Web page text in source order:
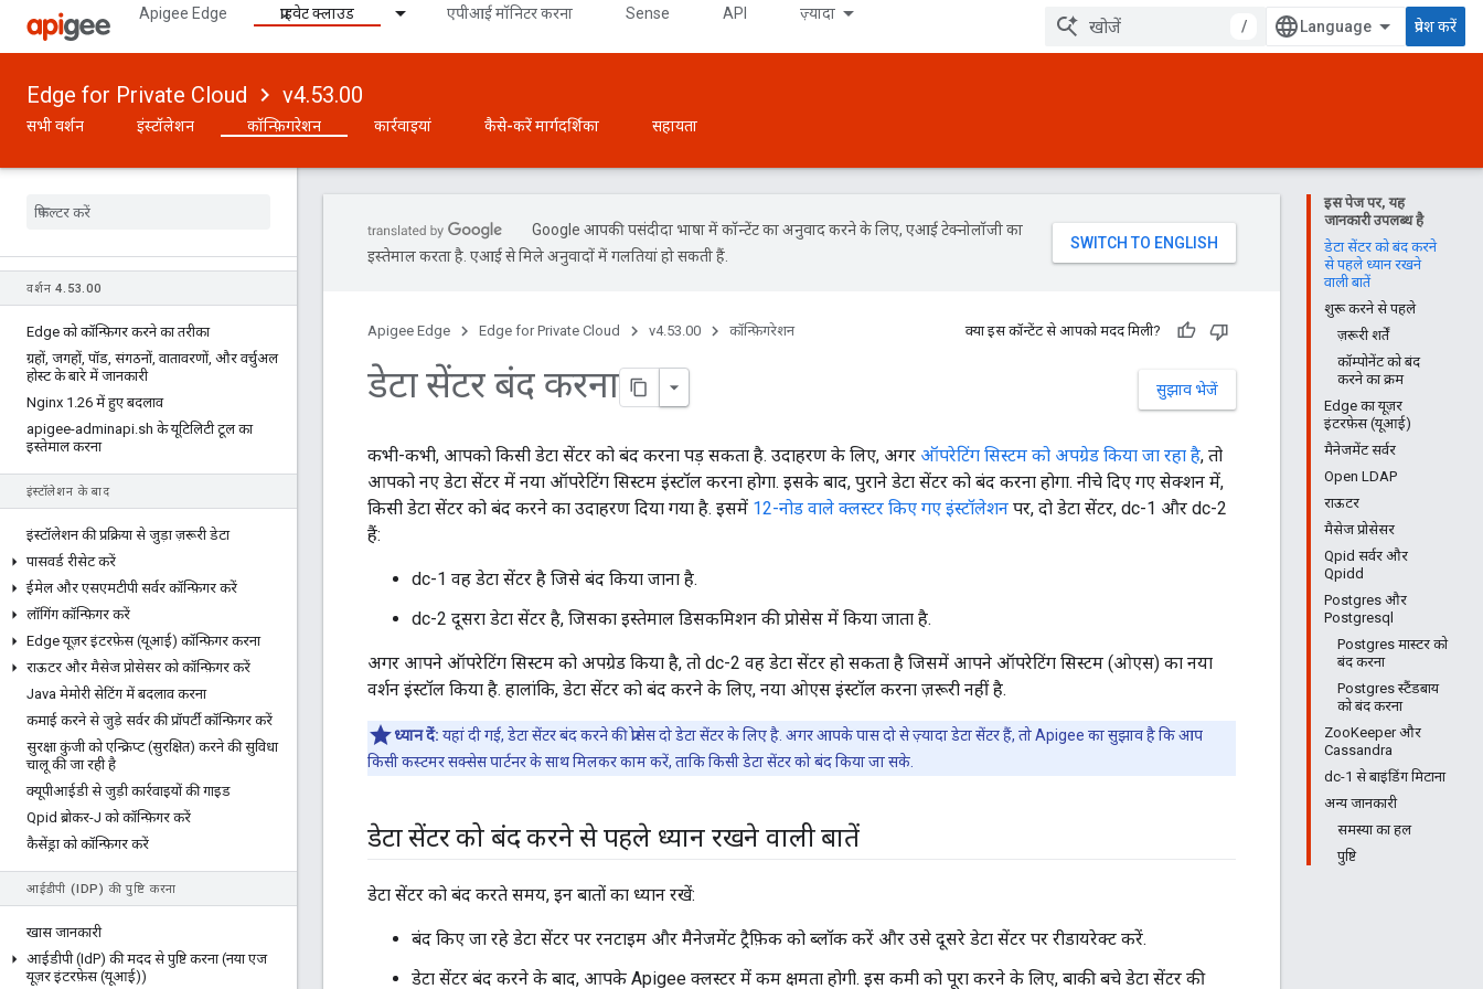
Apigee Edge प्राइवेट क्लाउड एपीआई मॉनिटर करना Sense API ज़्यादा
/ प्रवेश करें
Edge for Private Cloud v4.53.00
सभी वर्शन इंस्टॉलेशन कॉन्फ़िगरेशन कार्रवाइयां कैसे-करें मार्गदर्शिका सहायता
वर्शन 4. 53.00
Edge को कॉन्फ़िगर करने का तरीका
ग्रहों, जगहों, पॉड, संगठनों, वातावरणों, और वर्चुअल
होस्ट के बारे में जानकारी
Nginx 1 .26 में हुए बदलाव
apigee-adminapi.sh के यूटिलिटी टूल का
इस्तेमाल करना
इंस्टॉलेशन के बाद
इंस्टॉलेशन की प्रक्रिया से जुड़ा ज़रूरी डेटा
पासवर्ड रीसेट करें
ईमेल और एसएमटीपी सर्वर कॉन्फ़िगर करें
लॉगिंग कॉन्फ़िगर करें
Edge यूज़र इंटरफ़ेस (यूआई) कॉन्फ़िगर करना
राऊटर और मैसेज प्रोसेसर को कॉन्फ़िगर करें
Java मेमोरी सेटिंग में बदलाव करना
कमाई करने से जुड़े सर्वर की प्रॉपर्टी कॉन्फ़िगर करें
सुरक्षा कुंजी को एन्क्रिप्ट (सुरक्षित) करने की सुविधा
चालू की जा रही है
क्यूपीआईडी से जुड़ी कार्रवाइयों की गाइड
Qpid ब्रोकर-J को कॉन्फ़िगर करें
कैसेंड्रा को कॉन्फ़िगर करें
आईडीपी (IDP) की पुष्टि करना
खास जानकारी
आईडीपी (IdP) की मदद से पुष्टि करना (नया एज
यूज़र इंटरफ़ेस (यूआई))
इस पेज पर, यह
जानकारी उपलब्ध है
डेटा सेंटर को बंद करने
से पहले ध्यान रखने
वाली बातें
शुरू करने से पहले
ज़रूरी शर्तें
कॉम्पोनेंट को बंद
करने का क्रम
Edge का यूज़र
इंटरफ़ेस (यूआई)
मैनेजमेंट सर्वर
Open LDAP
राऊटर
मैसेज प्रोसेसर
Qpid सर्वर और
Qpidd
Postgres और
Postgresql
Postgres मास्टर को
बंद करना
Postgres स्टैंडबाय
को बंद करना
ZooKeeper और
Cassandra
dc-1 से बाइंडिंग मिटाना
अन्य जानकारी
समस्या का हल
पुष्टि
Google आपकी पसंदीदा भाषा में कॉन्टेंट का अनुवाद करने के लिए, एआई टेक्नोलॉजी का
इस्तेमाल करता है. एआई से मिले अनुवादों में गलतियां हो सकती हैं.
Apigee Edge Edge for Private Cloud v4.53.00 कॉन्फ़िगरेशन क्या इस कॉन्टेंट से आपको मदद मिली?
सुझाव भेजें
डेटा सेंटर बंद करना
कभी-कभी, आपको किसी डेटा सेंटर को बंद करना पड़ सकता है. उदाहरण के लिए, अगर ऑपरेटिंग सिस्टम को अपग्रेड किया जा रहा है, तो
आपको नए डेटा सेंटर में नया ऑपरेटिंग सिस्टम इंस्टॉल करना होगा. इसके बाद, पुराने डेटा सेंटर को बंद करना होगा. नीचे दिए गए सेक्शन में,
किसी डेटा सेंटर को बंद करने का उदाहरण दिया गया है. इसमें 12-नोड वाले क्लस्टर किए गए इंस्टॉलेशन पर, दो डेटा सेंटर, dc-1 और dc-2
हैं:
dc-1 वह डेटा सेंटर है जिसे बंद किया जाना है.
dc-2 दूसरा डेटा सेंटर है, जिसका इस्तेमाल डिसकमिशन की प्रोसेस में किया जाता है.
अगर आपने ऑपरेटिंग सिस्टम को अपग्रेड किया है, तो dc-2 वह डेटा सेंटर हो सकता है जिसमें आपने ऑपरेटिंग सिस्टम (ओएस) का नया
वर्शन इंस्टॉल किया है. हालांकि, डेटा सेंटर को बंद करने के लिए, नया ओएस इंस्टॉल करना ज़रूरी नहीं है.
ध्यान दें: यहां दी गई, डेटा सेंटर बंद करने की प्रोसेस दो डेटा सेंटर के लिए है. अगर आपके पास दो से ज़्यादा डेटा सेंटर हैं, तो Apigee का सुझाव है कि आप
किसी कस्टमर सक्सेस पार्टनर के साथ मिलकर काम करें, ताकि किसी डेटा सेंटर को बंद किया जा सके.
डेटा सेंटर को बंद करने से पहले ध्यान रखने वाली बातें
डेटा सेंटर को बंद करते समय, इन बातों का ध्यान रखें:
बंद किए जा रहे डेटा सेंटर पर रनटाइम और मैनेजमेंट ट्रैफ़िक को ब्लॉक करें और उसे दूसरे डेटा सेंटर पर रीडायरेक्ट करें.
डेटा सेंटर बंद करने के बाद, आपके Apigee क्लस्टर में कम क्षमता होगी. इस कमी को पूरा करने के लिए, बाकी बचे डेटा सेंटर की